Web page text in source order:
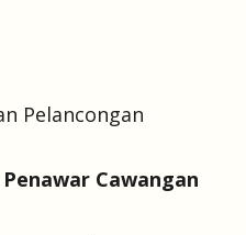
Pelancongan
Cawangan